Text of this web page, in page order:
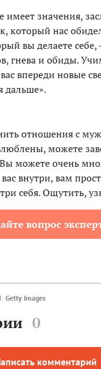
имеет значения,
который нас
вы делаете
гнева и обиды.
впереди новые
дальше».
отношения с
можете
можете очень
внутри, вам
себя. Ощутить,
вопрос
Getty Images
0
комментарий